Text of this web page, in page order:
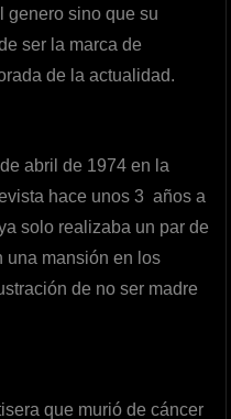
genero sino que su
ser la marca de
de la actualidad.
abril de 1974 en la
hace unos 3 años a
solo realizaba un par de
una mansión en los
de no ser madre
que murió de cáncer